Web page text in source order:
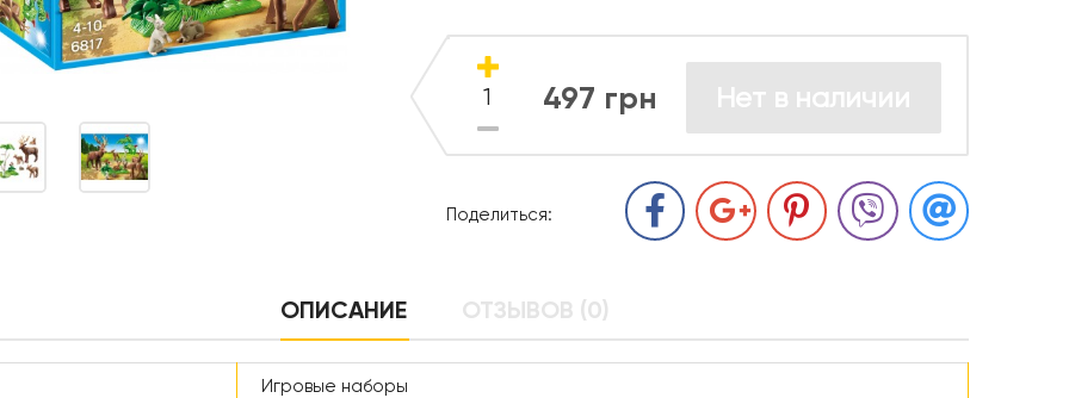
497 грн Нет в наличии
Поделиться:
ОПИСАНИЕ ОТЗЫВОВ (0)
Игровые наборы